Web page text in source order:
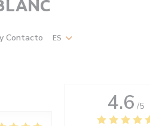
Contacto ES
4.6 /5